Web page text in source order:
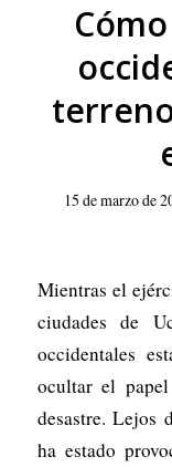
15 de marzo de
Mientras el
ciudades de
occidentales
ocultar el
desastre. Lejos
ha estado